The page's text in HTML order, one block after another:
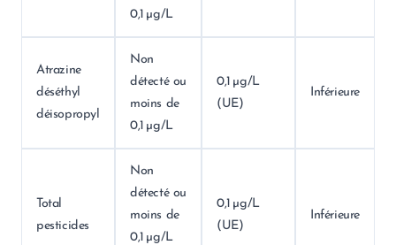
0,1 µg/L
Atrazine
déséthyl
déisopropyl
Non
détecté ou
moins de
0,1 µg/L
0,1 µg/L
(UE)
Inférieure
Total
pesticides
Non
détecté ou
moins de
0,1 µg/L
0,1 µg/L
(UE)
Inférieure